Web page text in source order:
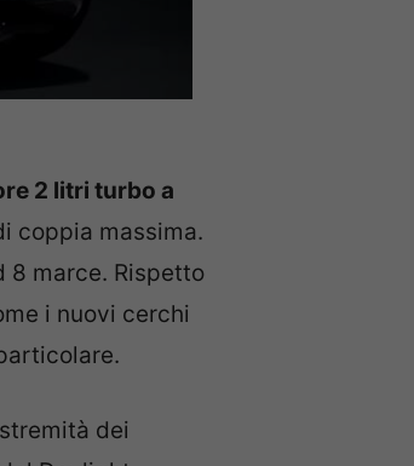
2 litri turbo a
coppia massima.
8 marce. Rispetto
i nuovi cerchi
dei